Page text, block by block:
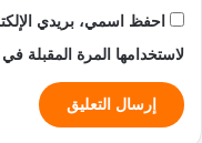
احفظ اسمي، بريدي
لاستخدامها المرة المقبلة